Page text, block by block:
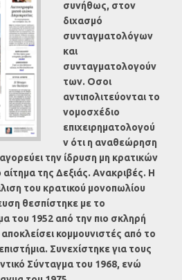
συνήθως, στον
διχασμό
συνταγματολόγων
και
συνταγματολογούν
των. Οσοι
αντιπολιτεύονται το
νομοσχέδιο
επιχειρηματολογού
ν ότι η αναθεώρηση
την ίδρυση μη κρατικών
αίτημα της Δεξιάς. Ανακριβές. Η
του κρατικού μονοπωλίου
θεσπίστηκε με το
του 1952 από την πιο σκληρή
κομμουνιστές από το
Συνεχίστηκε για τους
Σύνταγμα του 1968, ενώ